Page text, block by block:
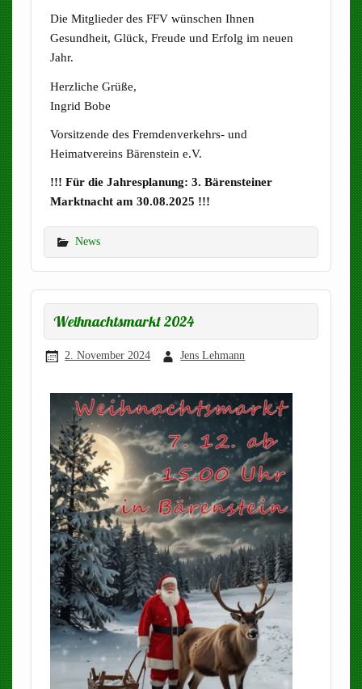
Die Mitglieder des FFV wünschen Ihnen
Gesundheit, Glück, Freude und Erfolg im neuen
Jahr.
Herzliche Grüße,
Ingrid Bobe
Vorsitzende des Fremdenverkehrs- und
Heimatvereins Bärenstein e.V.
!!! Für die Jahresplanung: 3. Bärensteiner
Marktnacht am 30.08.2025 !!!
News
Weihnachtsmarkt 2024
2. November 2024 Jens Lehmann